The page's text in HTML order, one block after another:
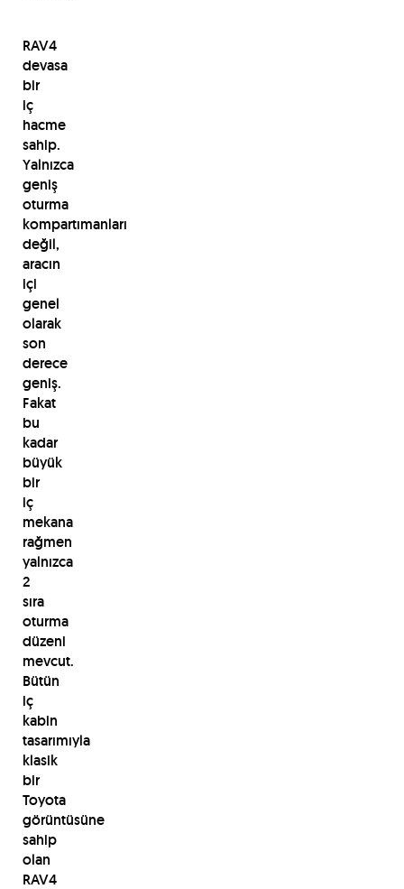
RAV4
devasa
bir
iç
hacme
sahip.
Yalnızca
geniş
oturma
kompartımanları
değil,
aracın
içi
genel
olarak
son
derece
geniş.
Fakat
bu
kadar
büyük
bir
iç
mekana
rağmen
yalnızca
2
sıra
oturma
düzeni
mevcut.
Bütün
iç
kabin
tasarımıyla
klasik
bir
Toyota
görüntüsüne
sahip
olan
RAV4